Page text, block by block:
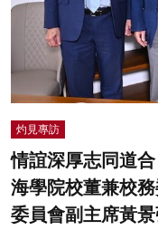
灼見專訪
情誼深厚志同道
海學院校董兼校
委員會副主席黃